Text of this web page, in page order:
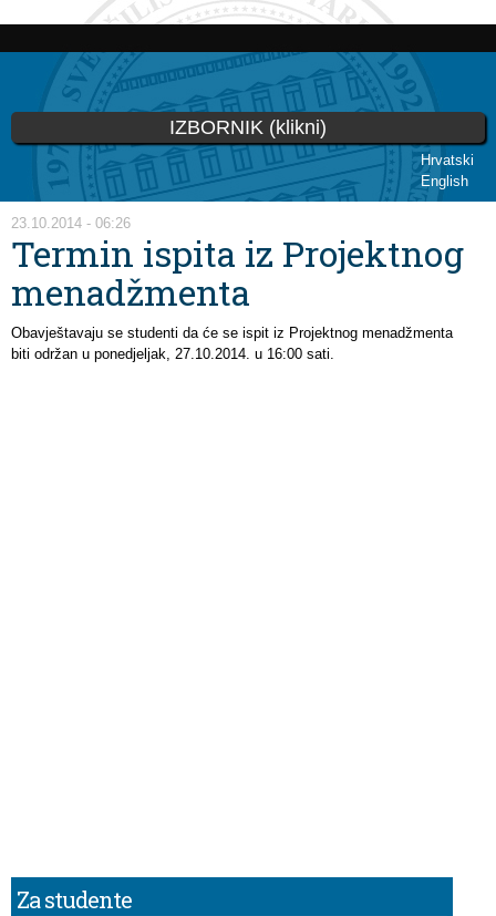
Skip to
content
Hrvatski
English
IZBORNIK (klikni)
You are here
23.10.2014 - 06:26
Termin ispita iz Projektnog
menadžmenta
Obavještavaju se studenti da će se ispit iz Projektnog menadžmenta
biti održan u ponedjeljak, 27.10.2014. u 16:00 sati.
Za studente